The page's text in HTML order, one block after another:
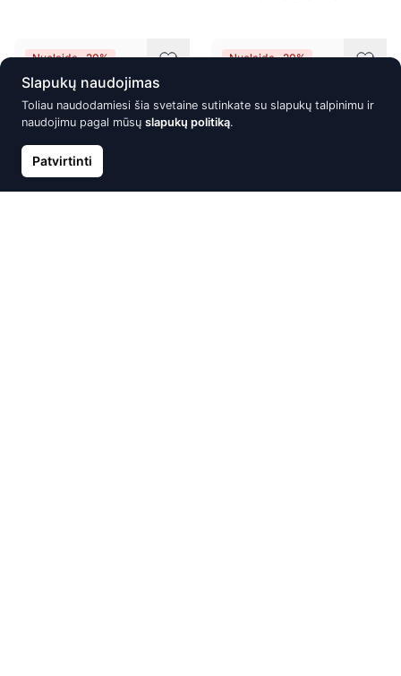
Nuolaida -20% Nuolaida -20%
Slapukų naudojimas
Toliau naudodamiesi šia svetaine sutinkate su slapukų talpinimu ir
naudojimu pagal mūsų slapukų politiką.
Patvirtinti